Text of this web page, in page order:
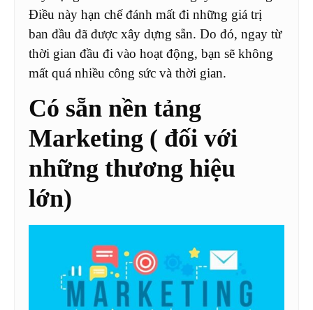
Điều này hạn chế đánh mất đi những giá trị
ban đầu đã được xây dựng sẵn. Do đó, ngay từ
thời gian đầu đi vào hoạt động, bạn sẽ không
mất quá nhiều công sức và thời gian.
Có sẵn nền tảng
Marketing ( đối với
những thương hiệu
lớn)